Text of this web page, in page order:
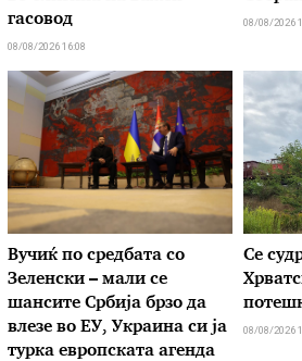
гасовод
08/08/2026 16:08
08/08/2026
Вучиќ по средбата со
Зеленски – мали се
шансите Србија брзо да
влезе во ЕУ, Украина си ја
турка европската агенда
Се
08/08/2026